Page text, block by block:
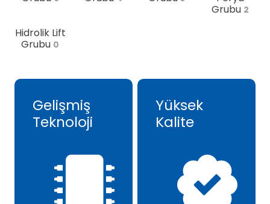
Grubu 2
Hidrolik Lift
Grubu 0
Gelişmiş
Teknoloji
Yüksek
Kalite